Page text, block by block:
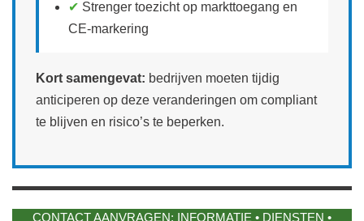
✔ Strenger toezicht op markttoegang en
CE‑markering
Kort samengevat: bedrijven moeten tijdig
anticiperen op deze veranderingen om compliant
te blijven en risico’s te beperken.
CONTACT AANVRAGEN: INFORMATIE • DIENSTEN •